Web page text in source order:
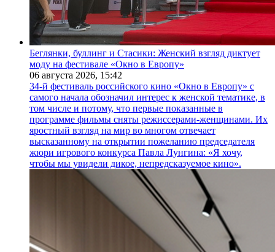
Беглянки, буллинг и Стасики: Женский взгляд диктует
моду на фестивале «Окно в Европу»
06 августа 2026, 15:42
34-й фестиваль российского кино «Окно в Европу» с
самого начала обозначил интерес к женской тематике, в
том числе и потому, что первые показанные в
программе фильмы сняты режиссерами-женщинами. Их
яростный взгляд на мир во многом отвечает
высказанному на открытии пожеланию председателя
жюри игрового конкурса Павла Лунгина: «Я хочу,
чтобы мы увидели дикое, непредсказуемое кино».